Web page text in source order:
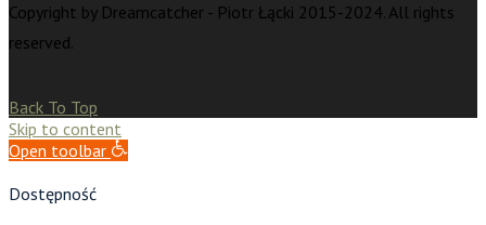
Copyright by Dreamcatcher - Piotr Łącki 2015-2024. All rights
reserved.
Back To Top
Skip to content
Open toolbar
Dostępność